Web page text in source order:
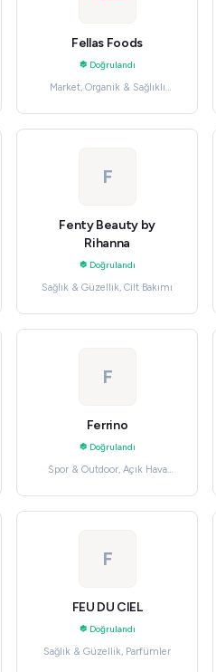
Fellas Foods
Doğrulandı
Market, Organik & Sağlıklı
F
Fenty Beauty by
Rihanna
Doğrulandı
Sağlık & Güzellik, Cilt Bakımı
F
Ferrino
Doğrulandı
Spor & Outdoor, Açık Hava
F
FEU DU CIEL
Doğrulandı
Sağlık & Güzellik, Parfümler